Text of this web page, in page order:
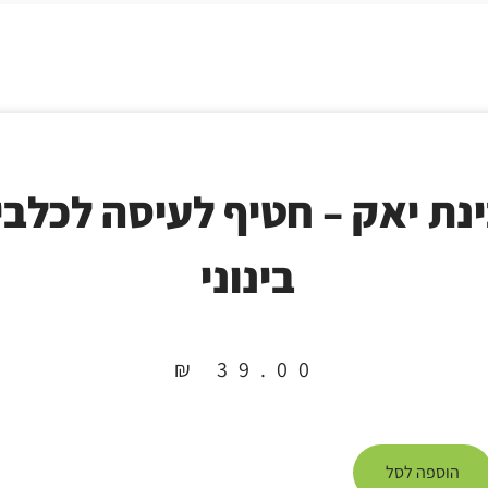
יאק – חטיף לעיסה
בינוני
₪ 39.00
הוספה לסל